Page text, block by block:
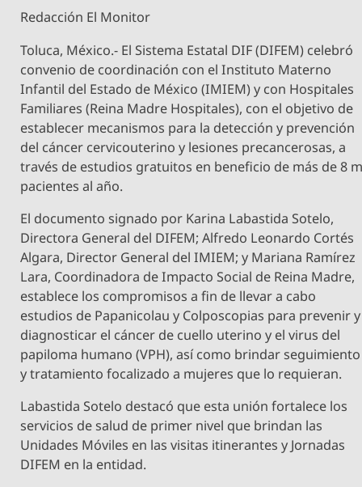
Redacción El Monitor
Toluca, México.- El Sistema Estatal DIF (DIFEM) celebró
convenio de coordinación con el Instituto Materno
Infantil del Estado de México (IMIEM) y con Hospitales
Familiares (Reina Madre Hospitales), con el objetivo de
establecer mecanismos para la detección y prevención
del cáncer cervicouterino y lesiones precancerosas, a
través de estudios gratuitos en beneficio de más de 8
pacientes al año.
El documento signado por Karina Labastida Sotelo,
Directora General del DIFEM; Alfredo Leonardo Cortés
Algara, Director General del IMIEM; y Mariana Ramírez
Lara, Coordinadora de Impacto Social de Reina Madre,
establece los compromisos a fin de llevar a cabo
estudios de Papanicolau y Colposcopias para prevenir y
diagnosticar el cáncer de cuello uterino y el virus del
papiloma humano (VPH), así como brindar seguimiento
y tratamiento focalizado a mujeres que lo requieran.
Labastida Sotelo destacó que esta unión fortalece los
servicios de salud de primer nivel que brindan las
Unidades Móviles en las visitas itinerantes y Jornadas
DIFEM en la entidad.